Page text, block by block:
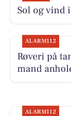
Sol og vind
ALARM112
Røveri på
mand
ALARM112